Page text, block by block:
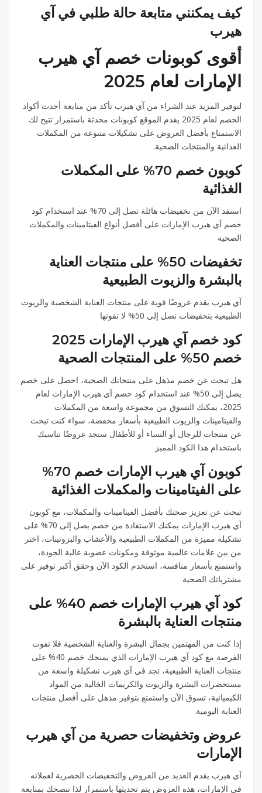
كيف يمكنني متابعة حالة طلبي في آي
هيرب
أقوى كوبونات خصم آي هيرب
الإمارات لعام 2025
لتوفير المزيد عند الشراء من آي هيرب تأكد من متابعة أحدث أكواد
الخصم لعام 2025 يقدم الموقع كوبونات محدثة باستمرار تتيح لك
الاستمتاع بأفضل العروض على تشكيلات متنوعة من المكملات
الغذائية والمنتجات الصحية.
كوبون خصم 70% على المكملات
الغذائية
استفد الآن من تخفيضات هائلة تصل إلى 70% عند استخدام كود
خصم آي هيرب الإمارات على أفضل أنواع الفيتامينات والمكملات
الصحية
تخفيضات 50% على منتجات العناية
بالبشرة والزيوت الطبيعية
آي هيرب يقدم عروضًا قوية على منتجات العناية الشخصية والزيوت
الطبيعية بتخفيضات تصل إلى 50% لا تفوتها
كود خصم آي هيرب الإمارات 2025
خصم 50% على المنتجات الصحية
هل تبحث عن خصم مذهل على منتجاتك الصحية، احصل على خصم
يصل إلى 50% عند استخدام كود خصم آي هيرب الإمارات لعام
2025، يمكنك التسوق من مجموعة واسعة من المكملات
والفيتامينات والزيوت الطبيعية بأسعار مخفضة، سواء كنت تبحث
عن منتجات للرجال أو النساء أو للأطفال ستجد عروضًا تناسبك
باستخدام هذا الكود المميز
كوبون آي هيرب الإمارات خصم 70%
على الفيتامينات والمكملات الغذائية
تبحث عن تعزيز صحتك بأفضل الفيتامينات والمكملات، مع كوبون
آي هيرب الإمارات يمكنك الاستفادة من خصم يصل إلى 70% على
تشكيلة مميزة من المكملات الطبيعية والأعشاب والبروتينات، اختر
من بين علامات عالمية موثوقة ومكونات عضوية عالية الجودة،
واستمتع بأسعار منافسة، استخدم الكود الآن وحقق أكبر توفير على
مشترياتك الصحية
كود آي هيرب الإمارات خصم 40% على
منتجات العناية بالبشرة
إذا كنت من المهتمين بجمال البشرة والعناية الشخصية فلا تفوت
الفرصة مع كود آي هيرب الإمارات الذي يمنحك خصم 40% على
منتجات العناية الطبيعية، تجد في آي هيرب تشكيلة واسعة من
مستحضرات البشرة والزيوت والكريمات الخالية من المواد
الكيميائية، تسوق الآن واستمتع بتوفير مذهل على أفضل منتجات
العناية اليومية.
عروض وتخفيضات حصرية من آي هيرب
الإمارات
آي هيرب يقدم العديد من العروض والتخفيضات الحصرية لعملائه
في الإمارات، هذه العروض يتم تحديثها باستمرار لذا ننصحك بمتابعة